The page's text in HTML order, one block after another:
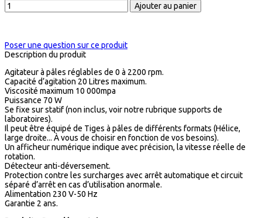
Poser une question sur ce produit
Description du produit
Agitateur à pâles réglables de 0 à 2200 rpm.
Capacité d’agitation 20 Litres maximum.
Viscosité maximum 10 000mpa
Puissance 70 W
Se fixe sur statif (non inclus, voir notre rubrique supports de
laboratoires).
Il peut être équipé de Tiges à pâles de différents formats (Hélice,
large droite... À vous de choisir en fonction de vos besoins).
Un afficheur numérique indique avec précision, la vitesse réelle de
rotation.
Détecteur anti-déversement.
Protection contre les surcharges avec arrêt automatique et circuit
séparé d’arrêt en cas d’utilisation anormale.
Alimentation 230 V-50 Hz
Garantie 2 ans.